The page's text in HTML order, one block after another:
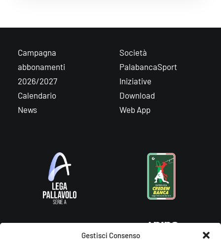
Gestisci Consenso
Campagna
abbonamenti
2026/2027
Calendario
News
Società
PalabancaSport
Iniziative
Download
Web App